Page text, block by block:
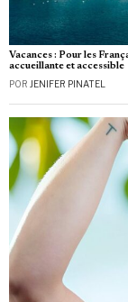
Vacances : Pour les
accueillante et accessible
POR JENIFER PINATEL